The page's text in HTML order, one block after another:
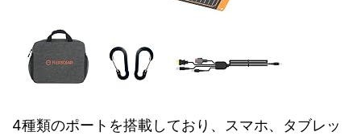
4種類のポートを搭載しており、スマホ、タブレッ